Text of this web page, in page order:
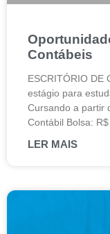
Contábeis
ESCRITÓRIO DE
estágio para
Cursando a partir
Contábil Bolsa:
LER MAIS